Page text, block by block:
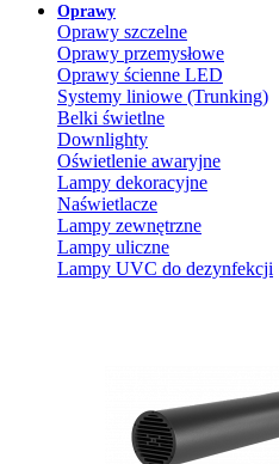
Oprawy
Oprawy szczelne
Oprawy przemysłowe
Oprawy ścienne LED
Systemy liniowe (Trunking)
Belki świetlne
Downlighty
Oświetlenie awaryjne
Lampy dekoracyjne
Naświetlacze
Lampy zewnętrzne
Lampy uliczne
Lampy UVC do dezynfekcji